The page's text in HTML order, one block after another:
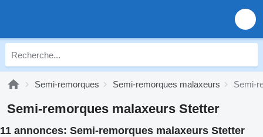
Semi-remorques Semi-remorques malaxeurs Semi-
Semi-remorques malaxeurs Stetter
11 annonces: Semi-remorques malaxeurs Stetter